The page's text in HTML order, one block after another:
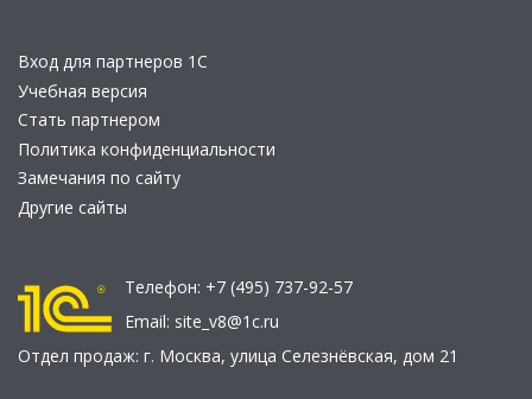
Вход для партнеров 1С
Учебная версия
Стать партнером
Политика конфиденциальности
Замечания по сайту
Другие сайты
Телефон: +7 (495) 737-92-57
Email: site_v8@1c.ru
Отдел продаж: г. Москва, улица Селезнёвская, дом 21